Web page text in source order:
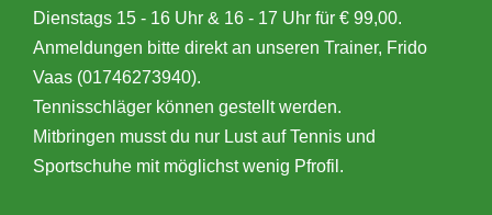
Dienstags 15 - 16 Uhr & 16 - 17 Uhr für € 99,00.
Anmeldungen bitte direkt an unseren Trainer, Frido
Vaas (01746273940).
Tennisschläger können gestellt werden.
Mitbringen musst du nur Lust auf Tennis und
Sportschuhe mit möglichst wenig Pfrofil.